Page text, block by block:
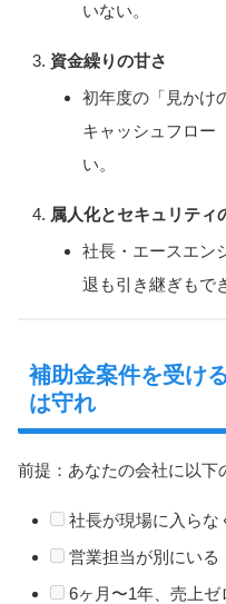
いない。
資金繰りの甘さ
初年度の「見かけ
キャッシュフロー
い。
属人化とセキュリティ
社長・エースエン
退も引き継ぎもで
補助金案件を受け
は守れ
前提：あなたの会社に以下
社長が現場に入らな
営業担当が別にいる
6ヶ月〜1年、売上ゼ